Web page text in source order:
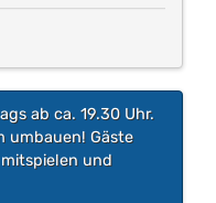
ab ca. 19.30 Uhr.
umbauen! Gäste
und